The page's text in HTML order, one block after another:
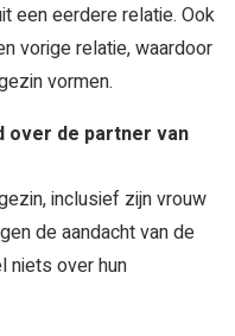
een eerdere relatie. Ook
vorige relatie, waardoor
vormen.
over de partner van
inclusief zijn vrouw
de aandacht van de
niets over hun